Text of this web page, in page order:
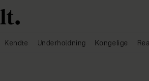
Kendte Underholdning Kongelige